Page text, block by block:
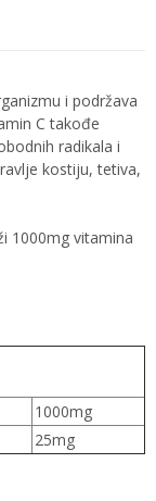
i podržava
C takođe
radikala i
kostiju, tetiva,
1000mg vitamina
1000mg
25mg